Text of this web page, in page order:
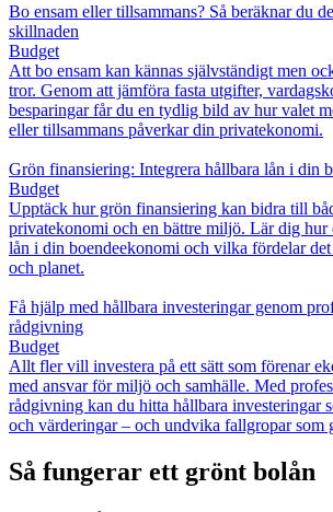
Bo ensam eller tillsammans? Så beräknar du
skillnaden
Budget
Att bo ensam kan kännas självständigt men
tror. Genom att jämföra fasta utgifter,
besparingar får du en tydlig bild av hur valet
eller tillsammans påverkar din privatekonomi.
Grön finansiering: Integrera hållbara lån i din
Budget
Upptäck hur grön finansiering kan bidra till
privatekonomi och en bättre miljö. Lär dig hur
lån i din boendeekonomi och vilka fördelar
och planet.
Få hjälp med hållbara investeringar genom
rådgivning
Budget
Allt fler vill investera på ett sätt som förenar
med ansvar för miljö och samhälle. Med
rådgivning kan du hitta hållbara investeringar
och värderingar – och undvika fallgropar som
Så fungerar ett grönt bolån